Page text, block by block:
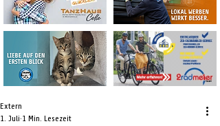
Extern
1. Juli 1 Min. Lesezeit